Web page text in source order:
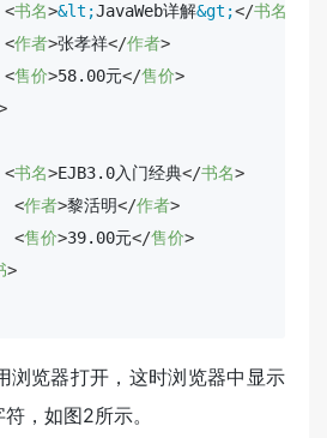
<书名>&lt;JavaWeb详解&gt;</书名
<作者>张孝祥</作者>
<售价>58.00元</售价>
<书名>EJB3.0入门经典</书名>
<作者>黎活明</作者>
<售价>39.00元</售价>
>
浏览器打开，这时浏览器中显示
，如图2所示。